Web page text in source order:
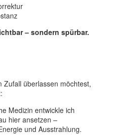
– sondern spürbar.
Zufall überlassen möchtest,
Medizin entwickle ich
hier ansetzen –
und Ausstrahlung.